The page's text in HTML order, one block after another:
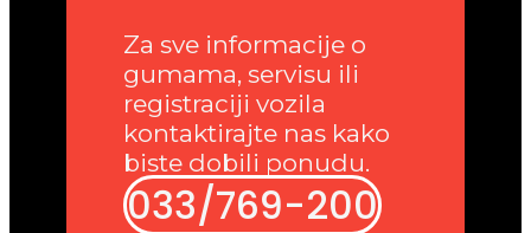
Za sve informacije o
gumama, servisu ili
registraciji vozila
kontaktirajte nas kako
biste dobili ponudu.
033/769-200